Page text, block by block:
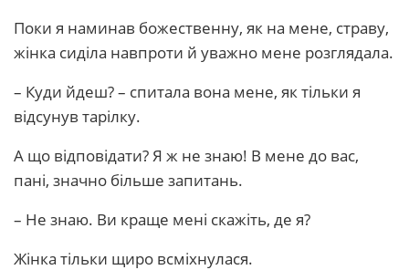
Поки я наминав божественну, як на мене, страву,
жінка сиділа навпроти й уважно мене розглядала.
– Куди йдеш? – спитала вона мене, як тільки я
відсунув тарілку.
А що відповідати? Я ж не знаю! В мене до вас,
пані, значно більше запитань.
– Не знаю. Ви краще мені скажіть, де я?
Жінка тільки щиро всміхнулася.